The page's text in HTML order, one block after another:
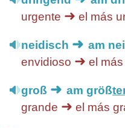
urgente ➜ el más
neidisch ➜ am
envidioso ➜ el
groß ➜ am größ
grande ➜ el más